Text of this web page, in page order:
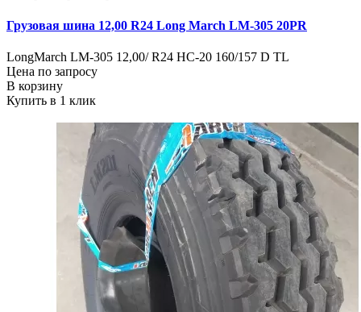
Грузовая шина 12,00 R24 Long March LM-305 20PR
LongMarch LM-305 12,00/ R24 HC-20 160/157 D TL
Цена по запросу
В корзину
Купить в 1 клик